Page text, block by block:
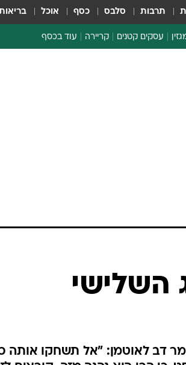
תרבות סלבס כסף אוכל
עסקים קטנים קריירה עוד בכסף
השלישי
דב לאוטמן: "אל תשחקו אותה